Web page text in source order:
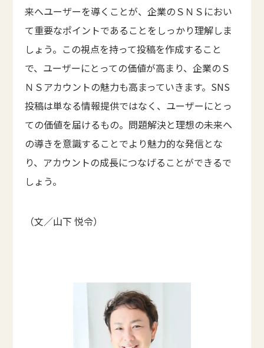
来へユーザーを導くことが、企業のＳＮＳにおい
て重要なポイントであることをしっかり理解しま
しょう。この視点を持って投稿を作成すること
で、ユーザーにとっての価値が高まり、企業のＳ
ＮＳアカウントの魅力も高まっていきます。SNS
投稿は単なる情報提供ではなく、ユーザーにとっ
ての価値を届けるもの。問題解決と理想の未来へ
の導きを意識することでより魅力的な発信とな
り、アカウントの成長につなげることができるで
しょう。
（文／山下 悦令）